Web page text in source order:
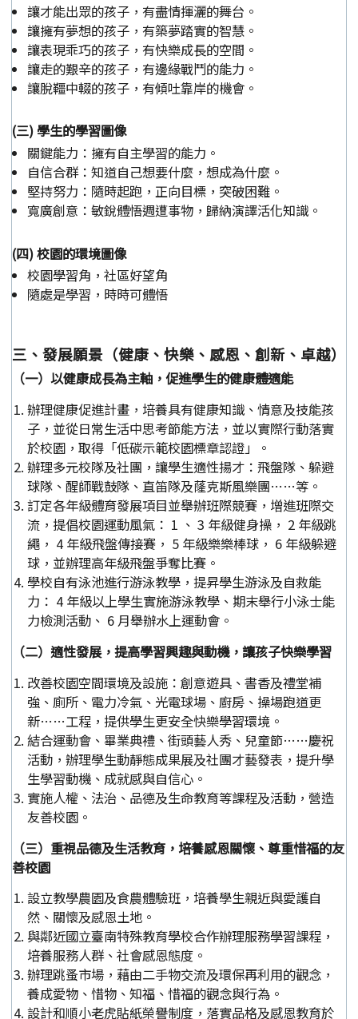
讓才能出眾的孩子，有盡情揮灑的舞台。
讓擁有夢想的孩子，有築夢踏實的智慧。
讓表現乖巧的孩子，有快樂成長的空間。
讓走的艱辛的孩子，有邊緣戰鬥的能力。
讓脫韁中輟的孩子，有傾吐靠岸的機會。
(三) 學生的學習圖像
關鍵能力：擁有自主學習的能力。
自信合群：知道自己想要什麼，想成為什麼。
堅持努力：隨時起跑，正向目標，突破困難。
寬廣創意：敏銳體悟週遭事物，歸納演譯活化知識。
(四) 校園的環境圖像
校園學習角，社區好望角
隨處是學習，時時可體悟
三、發展願景（健康、快樂、感恩、創新、卓越）
（一）以健康成長為主軸，促進學生的健康體適能
辦理健康促進計畫，培養具有健康知識、情意及技能孩
子，並從日常生活中思考節能方法，並以實際行動落實
於校園，取得「低碳示範校園標章認證」。
辦理多元校隊及社團，讓學生適性揚才：飛盤隊、躲避
球隊、醒師戰鼓隊、直笛隊及蕯克斯風樂團……等。
訂定各年級體育發展項目並舉辦班際競賽，增進班際交
流，提倡校園運動風氣： 1 、 3 年級健身操， 2 年級跳
繩， 4 年級飛盤傳接賽， 5 年級樂樂棒球， 6 年級躲避
球，並辦理高年級飛盤爭奪比賽。
學校自有泳池進行游泳教學，提昇學生游泳及自救能
力： 4 年級以上學生實施游泳教學、期末舉行小泳士能
力檢測活動、 6 月舉辦水上運動會。
（二）適性發展，提高學習興趣與動機，讓孩子快樂學習
改善校園空間環境及設施：創意遊具、書香及禮堂補
強、廁所、電力冷氣、光電球場、廚房、操場跑道更
新……工程，提供學生更安全快樂學習環境。
結合運動會、畢業典禮、街頭藝人秀、兒童節……慶祝
活動，辦理學生動靜態成果展及社團才藝發表，提升學
生學習動機、成就感與自信心。
實施人權、法治、品德及生命教育等課程及活動，營造
友善校園。
（三）重視品德及生活教育，培養感恩關懷、尊重惜福的友
善校園
設立教學農園及食農體驗班，培養學生親近與愛護自
然、關懷及感恩土地。
與鄰近國立臺南特殊教育學校合作辦理服務學習課程，
培養服務人群、社會感恩態度。
辦理跳蚤市場，藉由二手物交流及環保再利用的觀念，
養成愛物、惜物、知福、惜福的觀念與行為。
設計和順小老虎貼紙榮譽制度，落實品格及感恩教育於